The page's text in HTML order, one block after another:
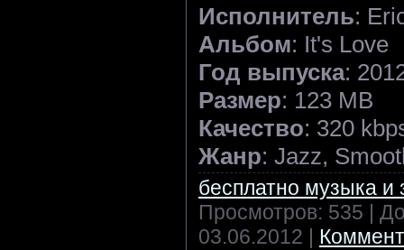
Исполнитель:
Альбом: It's Love
Год выпуска:
Размер: 123 MB
Качество: 320
Жанр: Jazz,
бесплатно музыка и
Просмотров: 535 |
03.06.2012